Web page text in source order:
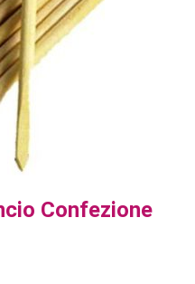
Confezione